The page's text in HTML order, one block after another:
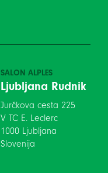
SALON ALPLES
Ljubljana Rudnik
Jurčkova cesta 225
V TC E. Leclerc
1000 Ljubljana
Slovenija